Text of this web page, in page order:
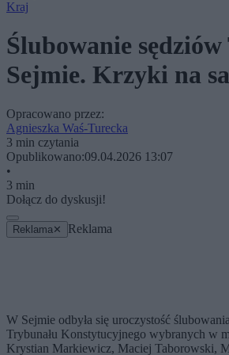
Kraj
Ślubowanie
Sejmie. Krzyki na
Opracowano przez:
Agnieszka Waś-Turecka
3 min czytania
Opublikowano:09.04.2026 13:07
•
3 min
Dołącz do dyskusji!
Reklama ✕ Reklama
W Sejmie odbyła się uroczystość
Trybunału Konstytucyjnego wybranych w
Krystian Markiewicz, Maciej Taborowski,